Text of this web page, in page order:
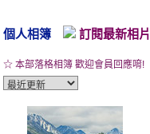
個人相簿 訂閱最新相片
☆ 本部落格相簿 歡迎會員回應唷!